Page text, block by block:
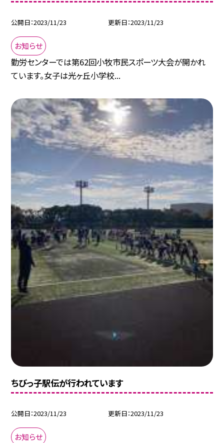
公開日 2023/11/23 更新日 2023/11/23
お知らせ
勤労センターでは第62回小牧市民スポーツ大会が開かれ
ています。女子は光ヶ丘小学校...
ちびっ子駅伝が行われています
公開日 2023/11/23 更新日 2023/11/23
お知らせ